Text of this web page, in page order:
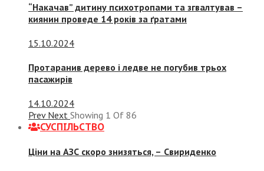
“Накачав” дитину психотропами та згвалтував –
киянин проведе 14 років за ґратами
15.10.2024
Протаранив дерево і ледве не погубив трьох
пасажирів
14.10.2024
Prev Next Showing 1 Of 86
СУСПIЛЬСТВО
Ціни на АЗС скоро знизяться, – Свириденко